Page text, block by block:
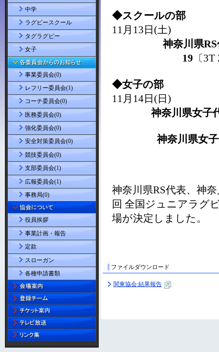
ファイルダウンロード
関東協会:結果報告
中学
ラグビースクール
タグラグビー
女子
事業委員会(0)
レフリー委員会(1)
コーチ委員会(0)
医務委員会(0)
強化委員会(0)
安全対策委員会(0)
競技委員会(0)
支部委員会(1)
広報委員会(1)
事務局(0)
役員挨拶
事業計画・報告
定款
スローガン
各種申請書類